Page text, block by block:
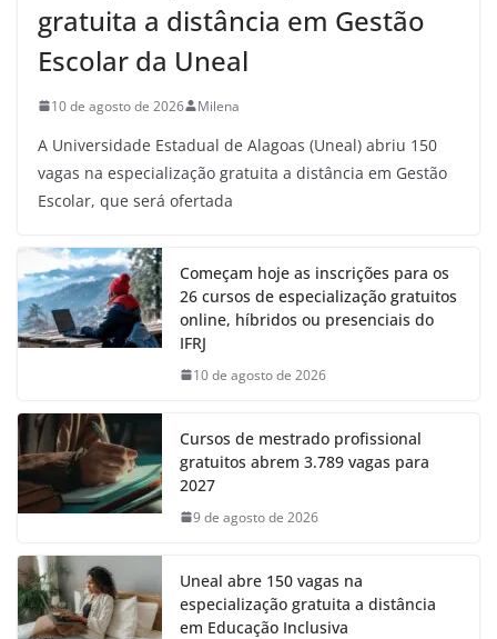
gratuita a distância em Gestão
Escolar da Uneal
10 de agosto de 2026 Milena
A Universidade Estadual de Alagoas (Uneal) abriu 150
vagas na especialização gratuita a distância em Gestão
Escolar, que será ofertada
Começam hoje as inscrições para os
26 cursos de especialização gratuitos
online, híbridos ou presenciais do
IFRJ
10 de agosto de 2026
Cursos de mestrado profissional
gratuitos abrem 3.789 vagas para
2027
9 de agosto de 2026
Uneal abre 150 vagas na
especialização gratuita a distância
em Educação Inclusiva